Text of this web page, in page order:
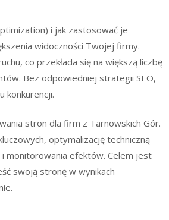
i jak zastosować je
widoczności Twojej firmy.
co przekłada się na większą liczbę
Bez odpowiedniej strategii SEO,
konkurencji.
stron dla firm z Tarnowskich Gór.
optymalizację techniczną
monitorowania efektów. Celem jest
swoją stronę w wynikach